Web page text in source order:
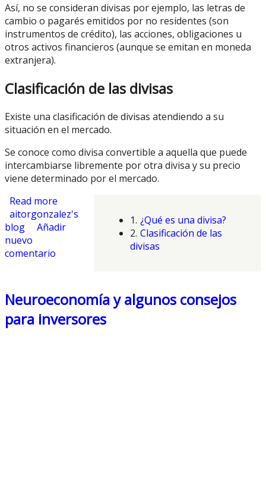
Así, no se consideran divisas por ejemplo, las letras de
cambio o pagarés emitidos por no residentes (son
instrumentos de crédito), las acciones, obligaciones u
otros activos financieros (aunque se emitan en moneda
extranjera).
Clasificación de las divisas
Existe una clasificación de divisas atendiendo a su
situación en el mercado.
Se conoce como divisa convertible a aquella que puede
intercambiarse libremente por otra divisa y su precio
viene determinado por el mercado.
1. ¿Qué es una divisa?
2. Clasificación de las
divisas
Read more
aitorgonzalez's
blog
Añadir
nuevo
comentario
Neuroeconomía y algunos consejos
para inversores